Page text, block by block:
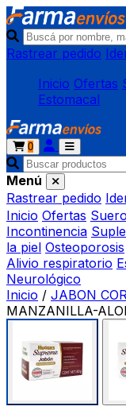
Rastrear pedido
Inicio Ofertas
Estomacal
0
Menú
Rastrear pedido
Inicio Ofertas
Incontinencia
la piel Osteoporosis
Alivio respiratorio
Neurológico
Inicio / JABON
MANZANILLA-